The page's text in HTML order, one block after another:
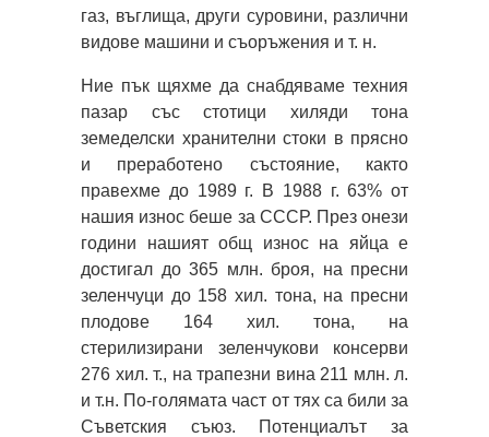
газ, въглища, други суровини, различни
видове машини и съоръжения и т. н.
Ние пък щяхме да снабдяваме техния
пазар със стотици хиляди тона
земеделски хранителни стоки в прясно
и преработено състояние, както
правехме до 1989 г. В 1988 г. 63% от
нашия износ беше за СССР. През онези
години нашият общ износ на яйца е
достигал до 365 млн. броя, на пресни
зеленчуци до 158 хил. тона, на пресни
плодове 164 хил. тона, на
стерилизирани зеленчукови консерви
276 хил. т., на трапезни вина 211 млн. л.
и т.н. По-голямата част от тях са били за
Съветския съюз. Потенциалът за